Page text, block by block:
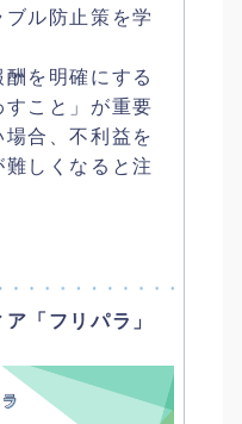
ル防止策を学
を明確にする
こと」が重要
合、不利益を
しくなると注
「フリパラ」